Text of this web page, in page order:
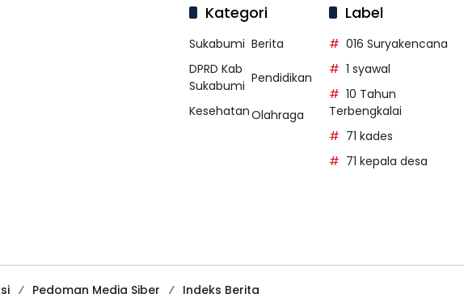
Kategori
Sukabumi Berita
DPRD Kab
Sukabumi
Pendidikan
KesehatanOlahraga
Label
016 Suryakencana
1 syawal
10 Tahun
Terbengkalai
71 kades
71 kepala desa
Pedoman Media Siber Indeks Berita